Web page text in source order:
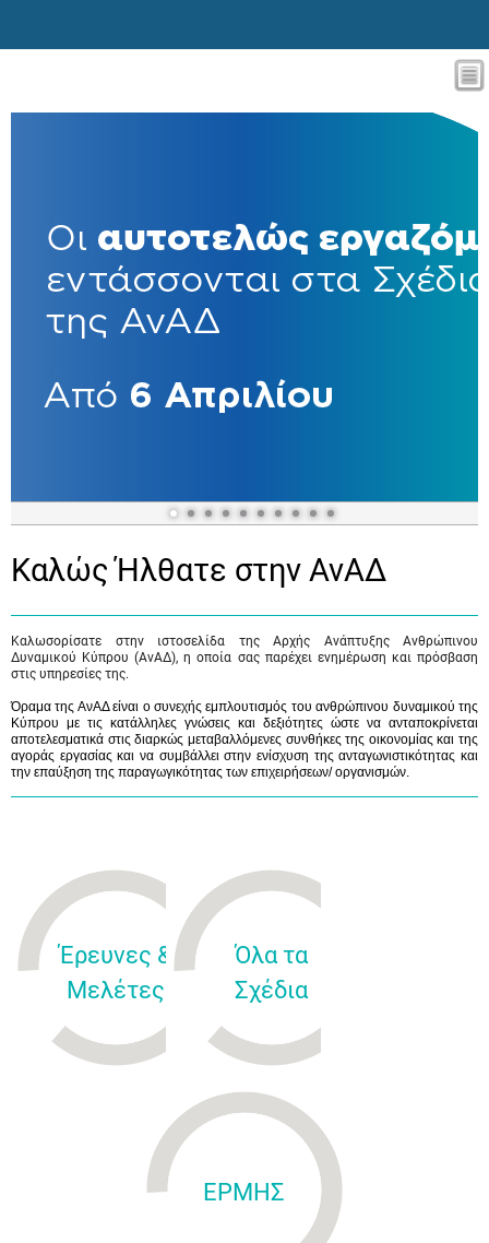
Καλώς Ήλθατε στην ΑνΑΔ
Καλωσορίσατε στην ιστοσελίδα της Αρχής Ανάπτυξης Ανθρώπινου
Δυναμικού Κύπρου (ΑνΑΔ), η οποία σας παρέχει ενημέρωση και πρόσβαση
στις υπηρεσίες της.
Όραμα της ΑνΑΔ είναι ο συνεχής εμπλουτισμός του ανθρώπινου δυναμικού της
Κύπρου με τις κατάλληλες γνώσεις και δεξιότητες ώστε να ανταποκρίνεται
αποτελεσματικά στις διαρκώς μεταβαλλόμενες συνθήκες της οικονομίας και της
αγοράς εργασίας και να συμβάλλει στην ενίσχυση της ανταγωνιστικότητας και
την επαύξηση της παραγωγικότητας των επιχειρήσεων/ οργανισμών.
Έρευνες &
Μελέτες
Όλα τα
Σχέδια
ΕΡΜΗΣ